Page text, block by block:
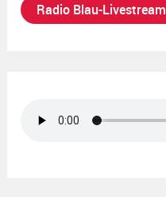
Radio Blau-Livestream